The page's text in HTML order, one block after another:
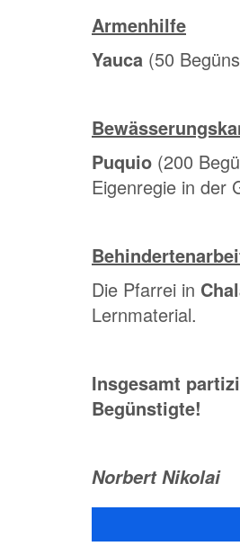
Armenhilfe
Yauca (50
Puquio (200
Eigenregie in der
Die Pfarrei in
Lernmaterial.
Insgesamt
Begünstigte!
Norbert Nikolai